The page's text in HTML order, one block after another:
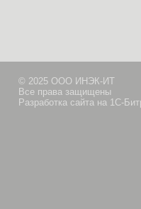
© 2025 ООО ИНЭК-ИТ
Все права защищены
Разработка сайта на 1С-